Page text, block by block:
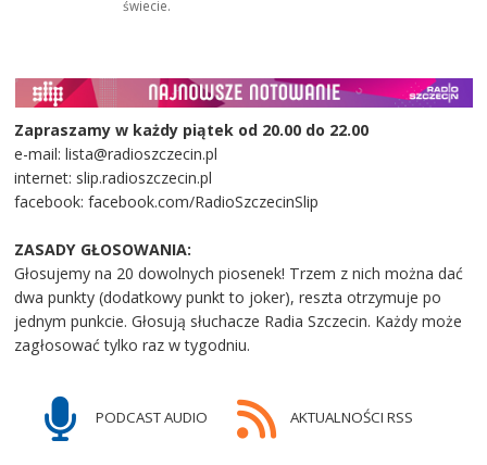
świecie.
Zapraszamy w każdy piątek od 20.00 do 22.00
e-mail: lista@radioszczecin.pl
internet: slip.radioszczecin.pl
facebook: facebook.com/RadioSzczecinSlip
ZASADY GŁOSOWANIA:
Głosujemy na 20 dowolnych piosenek! Trzem z nich można dać
dwa punkty (dodatkowy punkt to joker), reszta otrzymuje po
jednym punkcie. Głosują słuchacze Radia Szczecin. Każdy może
zagłosować tylko raz w tygodniu.
PODCAST AUDIO AKTUALNOŚCI RSS